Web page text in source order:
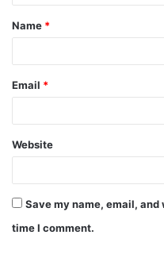
Name *
Email *
Website
Save my name, email,
time I comment.